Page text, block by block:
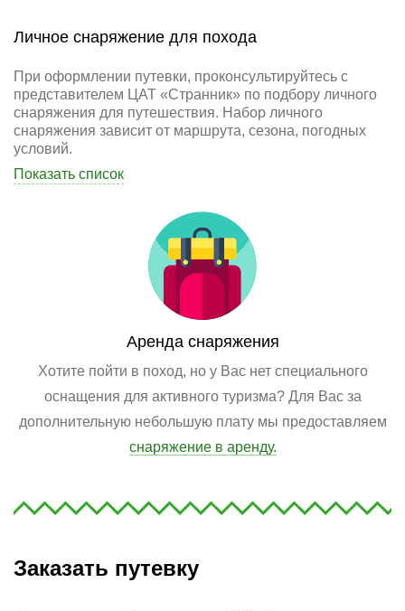
Личное снаряжение для похода
При оформлении путевки, проконсультируйтесь с
представителем ЦАТ «Странник» по подбору личного
снаряжения для путешествия. Набор личного
снаряжения зависит от маршрута, сезона, погодных
условий.
Показать список
Аренда снаряжения
Хотите пойти в поход, но у Вас нет специального
оснащения для активного туризма? Для Вас за
дополнительную небольшую плату мы предоставляем
снаряжение в аренду.
Заказать путевку